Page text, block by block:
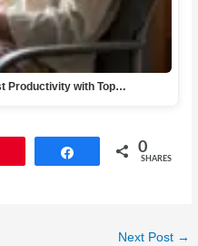
Productivity with Top…
Share 0
SHARES
Next Post →